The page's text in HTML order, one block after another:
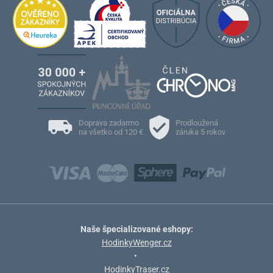
Doprava zadarmo
na všetko od 120 €
Prodloužená
záruka 5 rokov
Naše špecializované eshopy:
HodinkyWenger.cz
•
HodinkyTraser.cz